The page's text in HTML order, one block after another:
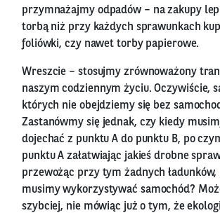
przymnażajmy odpadów – na zakupy
torbą niż przy każdych sprawunkach
foliówki, czy nawet torby papierowe.
Wreszcie – stosujmy zrównoważony
naszym codziennym życiu. Oczywiście,
których nie obejdziemy się bez
Zastanówmy się jednak, czy kiedy
dojechać z punktu A do punktu B, po
punktu A załatwiając jakieś drobne
przewożąc przy tym żadnych ładunków,
musimy wykorzystywać samochód?
szybciej, nie mówiąc już o tym, że